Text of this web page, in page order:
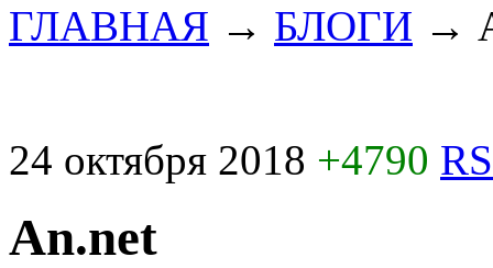
ГЛАВНАЯ → БЛОГИ →
24 октября 2018 +4790
An.net